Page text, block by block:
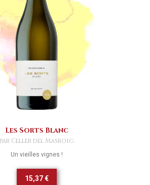
Les Sorts Blanc
par Celler del Masroig
Un vieilles vignes !
15,37 €